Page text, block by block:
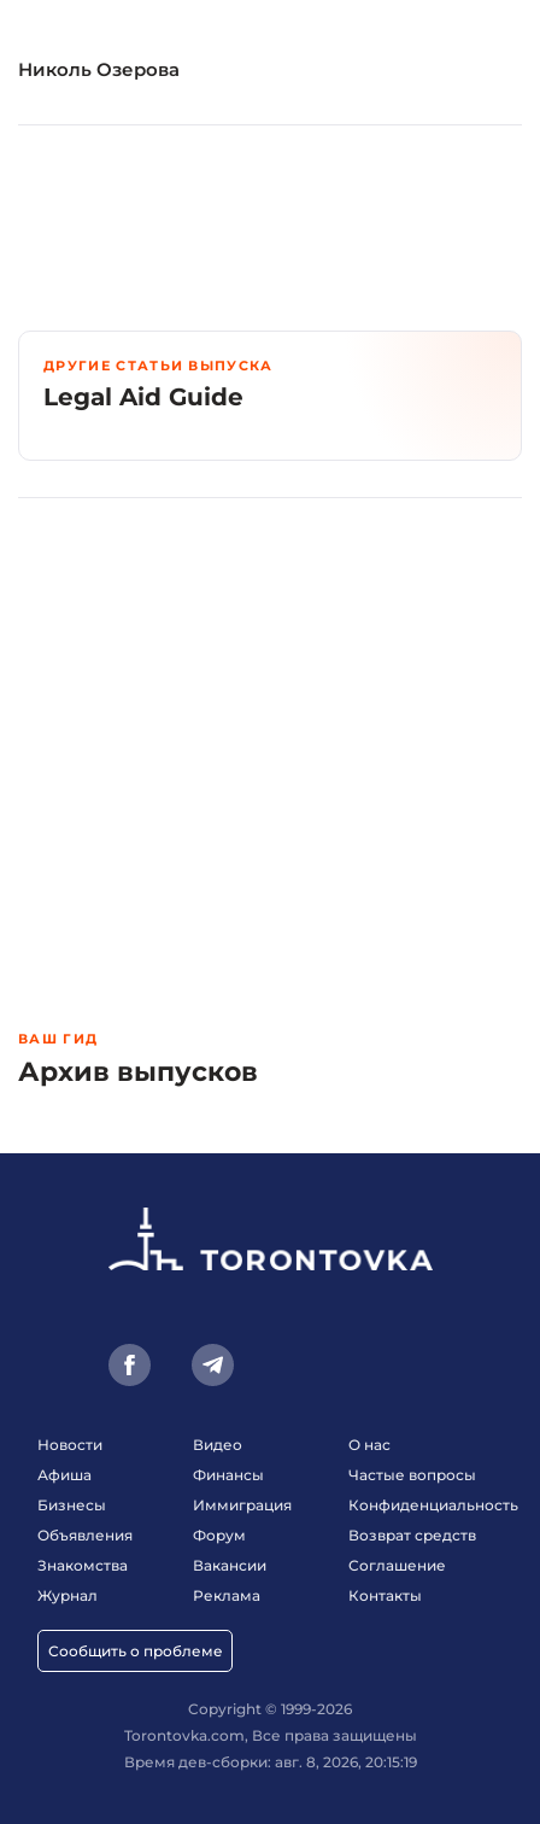
Николь Озерова
ДРУГИЕ СТАТЬИ ВЫПУСКА
Legal Aid Guide
ВАШ ГИД
Архив выпусков
Новости
Афиша
Бизнесы
Объявления
Знакомства
Журнал
Сообщить о проблеме
Видео
Финансы
Иммиграция
Форум
Вакансии
Реклама
О нас
Частые вопросы
Конфиденциальность
Возврат средств
Соглашение
Контакты
Copyright © 1999-2026
Torontovka.com, Все права защищены
Время дев-сборки: авг. 8, 2026, 20:15:19